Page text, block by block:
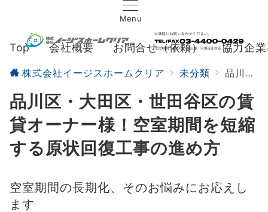
Menu
Top 会社概要 お問合せ（依頼） 協力企
株式会社イージスホームクリア 未分類 品川区・大田区・世田谷区の賃貸オーナー様！空室期間を短縮する原状回復工事の進め方
品川区・大田区・世田谷区の賃
貸オーナー様！空室期間を短縮
する原状回復工事の進め方
空室期間の長期化、そのお悩みにお応えし
ます